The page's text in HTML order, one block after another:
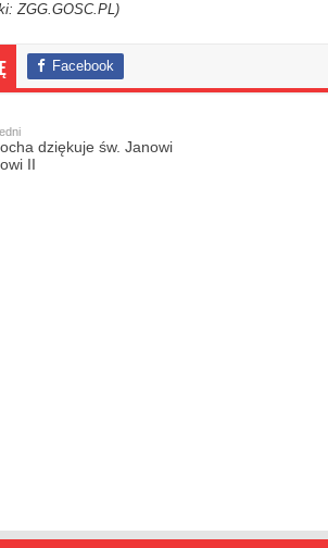
ZGG.GOSC.PL)
Facebook
dziękuje św. Janowi
II